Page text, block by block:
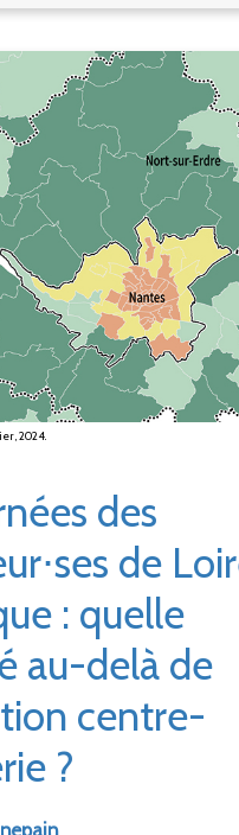
2024.
des
de
: quelle
au-delà de
centre-
?